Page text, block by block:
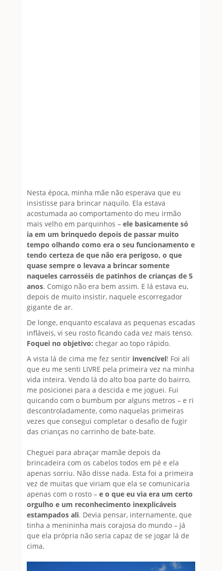
Nesta época, minha mãe não esperava que eu
insistisse para brincar naquilo. Ela estava
acostumada ao comportamento do meu irmão
mais velho em parquinhos – ele basicamente só
ia em um brinquedo depois de passar muito
tempo olhando como era o seu funcionamento e
tendo certeza de que não era perigoso, o que
quase sempre o levava a brincar somente
naqueles carrosséis de patinhos de crianças de 5
anos. Comigo não era bem assim. E lá estava eu,
depois de muito insistir, naquele escorregador
gigante de ar.
De longe, enquanto escalava as pequenas escadas
infláveis, vi seu rosto ficando cada vez mais tenso.
Foquei no objetivo: chegar ao topo rápido.
A vista lá de cima me fez sentir invencível! Foi ali
que eu me senti LIVRE pela primeira vez na minha
vida inteira. Vendo lá do alto boa parte do bairro,
me posicionei para a descida e me joguei. Fui
quicando com o bumbum por alguns metros – e ri
descontroladamente, como naquelas primeiras
vezes que consegui completar o desafio de fugir
das crianças no carrinho de bate-bate.
Cheguei para abraçar mamãe depois da
brincadeira com os cabelos todos em pé e ela
apenas sorriu. Não disse nada. Esta foi a primeira
vez de muitas que viriam que ela se comunicaria
apenas com o rosto – e o que eu via era um certo
orgulho e um reconhecimento inexplicáveis
estampados ali. Devia pensar, internamente, que
tinha a menininha mais corajosa do mundo – já
que ela própria não seria capaz de se jogar lá de
cima.